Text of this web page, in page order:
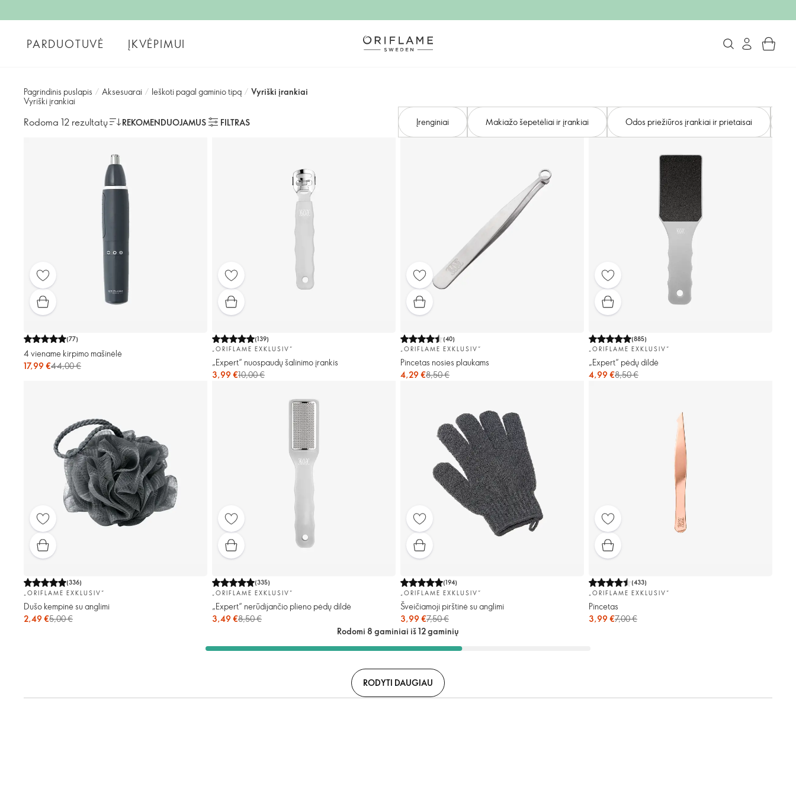
PARDUOTUVĖ ĮKVĖPIMUI
Pagrindinis puslapis / Aksesuarai / Ieškoti pagal gaminio tipą / Vyriški įrankiai​
Vyriški įrankiai​
Rodoma 12 rezultatų REKOMENDUOJAMUS FILTRAS Įrenginiai Makiažo šepetėliai ir įrankiai Odos priežiūros įrankiai ir prietaisai
(77)
4 viename kirpimo mašinėlė
17,99 €44,00 €
(139)
„ORIFLAME EXKLUSIV“
„Expert“ nuospaudų šalinimo įrankis
3,99 €10,00 €
(40)
„ORIFLAME EXKLUSIV“
Pincetas nosies plaukams
4,29 €8,50 €
(885)
„ORIFLAME EXKLUSIV“
„Expert“ pėdų dildė
4,99 €8,50 €
(336)
„ORIFLAME EXKLUSIV“
Dušo kempinė su anglimi
2,49 €5,00 €
(335)
„ORIFLAME EXKLUSIV“
„Expert“ nerūdijančio plieno pėdų dildė
3,49 €8,50 €
(194)
„ORIFLAME EXKLUSIV“
Šveičiamoji pirštinė su anglimi
3,99 €7,50 €
(433)
„ORIFLAME EXKLUSIV“
Pincetas
3,99 €7,00 €
Rodomi 8 gaminiai iš 12 gaminių
RODYTI DAUGIAU